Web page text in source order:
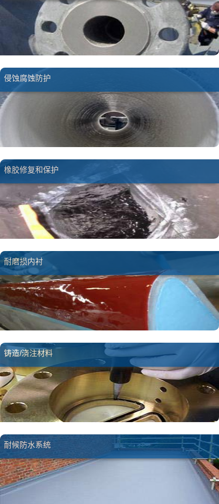
侵蚀腐蚀防护
橡胶修复和保护
耐磨损内衬
铸造/浇注材料
耐候防水系统